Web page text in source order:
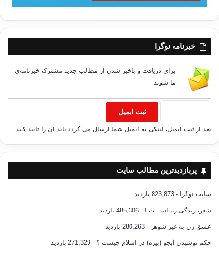
خبرنامه نوگرا
برای دریافت و باخبر شدن از مطالب جدید مشترک خبرنامه‌ی
ما شوید.
بعد از ثبت ایمیل، لینکی به ایمیل شما ارسال می گردد باید آن را تایید کنید.
پربازدیدترین مطالب سایت
سایت نوگرا - 823,873 بازدید
شعر، زندگی زیبـاســـت ! - 485,306 بازدید
عشق زن به غیر شوهر - 280,263 بازدید
حکم نوشیدن آبجو (بیره) در اسلام چیست ؟ - 271,329 بازدید